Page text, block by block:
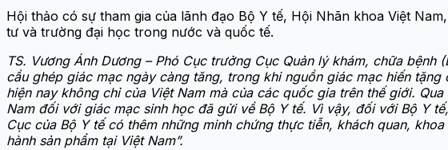
Hội thảo có sự tham gia của lãnh đạo Bộ Y tế, Hội Nhãn khoa Việt
tư và trường đại học trong nước và quốc tế.
TS. Vương Ánh Dương – Phó Cục trưởng Cục Quản lý khám, chữa
cầu ghép giác mạc ngày càng tăng, trong khi nguồn giác mạc hiến
hiện nay không chỉ của Việt Nam mà của các quốc gia trên thế giới.
Nam đối với giác mạc sinh học đã gửi về Bộ Y tế. Vì vậy, đối với Bộ Y
Cục của Bộ Y tế có thêm những minh chứng thực tiễn, khách quan,
hành sản phẩm tại Việt Nam”.